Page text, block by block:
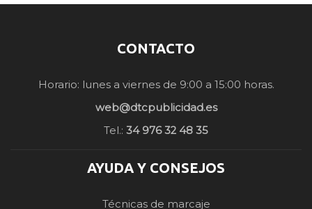
CONTACTO
Horario: lunes a viernes de 9:00 a 15:00 horas.
web@dtcpublicidad.es
Tel.: 34 976 32 48 35
AYUDA Y CONSEJOS
Técnicas de marcaje